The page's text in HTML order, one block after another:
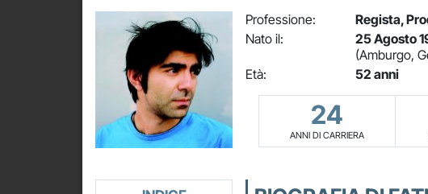
Professione:
Regista,
Nato il:
25 Agosto
(Amburgo,
Età:
52 anni
24
ANNI DI CARRIERA